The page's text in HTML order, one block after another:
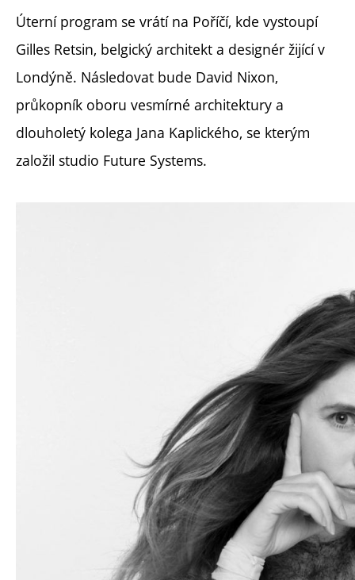
Úterní program se vrátí na Poříčí, kde vystoupí
Gilles Retsin, belgický architekt a designér žijící v
Londýně. Následovat bude David Nixon,
průkopník oboru vesmírné architektury a
dlouholetý kolega Jana Kaplického, se kterým
založil studio Future Systems.